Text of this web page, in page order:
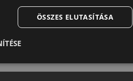
ÖSSZES ELUTASÍTÁSA